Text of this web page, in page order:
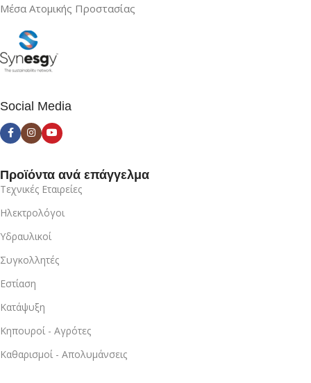
Μέσα Ατομικής Προστασίας
Social Media
Προϊόντα ανά επάγγελμα
Τεχνικές Εταιρείες
Ηλεκτρολόγοι
Υδραυλικοί
Συγκολλητές
Εστίαση
Κατάψυξη
Κηπουροί - Αγρότες
Καθαρισμοί - Απολυμάνσεις